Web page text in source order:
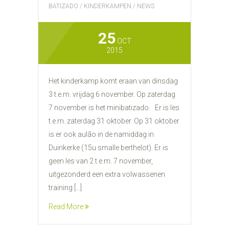
BATIZADO / KINDERKAMPEN / NEWS
25OCT
2015
Het kinderkamp komt eraan van dinsdag
3 t.e.m. vrijdag 6 november. Op zaterdag
7 november is het minibatizado. Er is les
t.e.m. zaterdag 31 oktober. Op 31 oktober
is er ook aulão in de namiddag in
Duinkerke (15u smalle berthelot). Er is
geen les van 2 t.e.m. 7 november,
uitgezonderd een extra volwassenen
training […]
Read More